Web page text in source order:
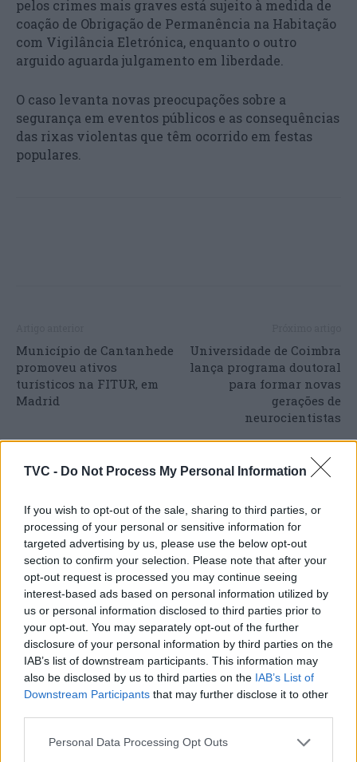
TVC - Do Not Process My Personal Information
If you wish to opt-out of the sale, sharing to third parties, or
processing of your personal or sensitive information for
targeted advertising by us, please use the below opt-out
section to confirm your selection. Please note that after your
opt-out request is processed you may continue seeing
interest-based ads based on personal information utilized by
us or personal information disclosed to third parties prior to
your opt-out. You may separately opt-out of the further
disclosure of your personal information by third parties on the
IAB’s list of downstream participants. This information may
also be disclosed by us to third parties on the IAB’s List of
Downstream Participants that may further disclose it to other
Personal Data Processing Opt Outs
pelos crimes mais graves está sujeito à medida de
coação de Obrigação de Permanência na Habitação
com Vigilância Eletrónica, enquanto o outro
arguido aguarda julgamento em liberdade.
O caso levanta novas preocupações sobre a
segurança em eventos públicos e as consequências
das rixas violentas que têm ocorrido em festas
populares.
Município de Cantanhede
promoveu ativos
turísticos na FITUR, em
Madrid
Universidade de Coimbra
lança programa doutoral
para formar novas
gerações de
neurocientistas
Deputados do PSD saúdam Banda
Sinfónica da ARMAB pelo 1º lugar no
certame internacional de Valência